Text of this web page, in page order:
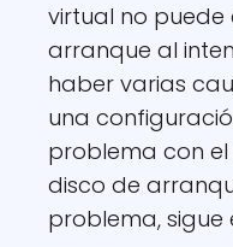
virtual no
arranque al
haber varias
una
problema con
disco de
problema, sigue